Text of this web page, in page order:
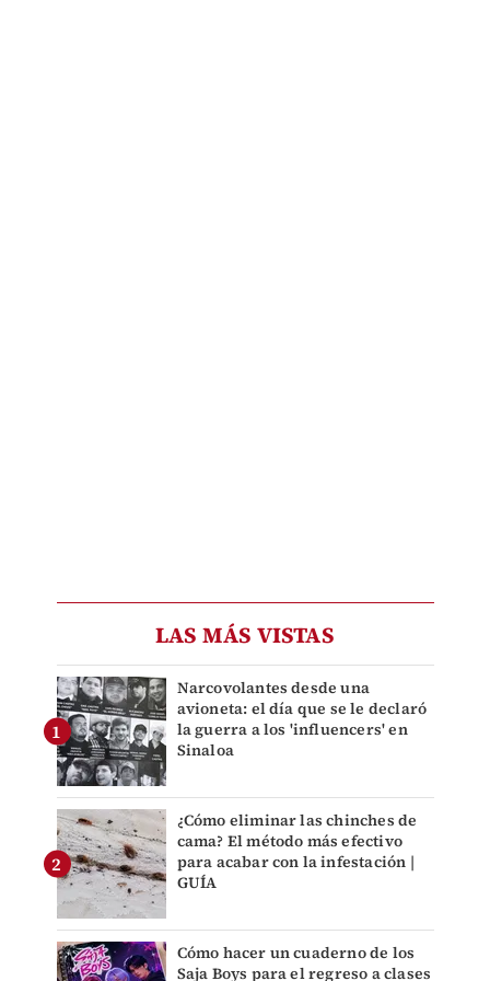
LAS MÁS VISTAS
Narcovolantes desde una
avioneta: el día que se le declaró
la guerra a los 'influencers' en
Sinaloa
¿Cómo eliminar las chinches de
cama? El método más efectivo
para acabar con la infestación |
GUÍA
Cómo hacer un cuaderno de los
Saja Boys para el regreso a clases